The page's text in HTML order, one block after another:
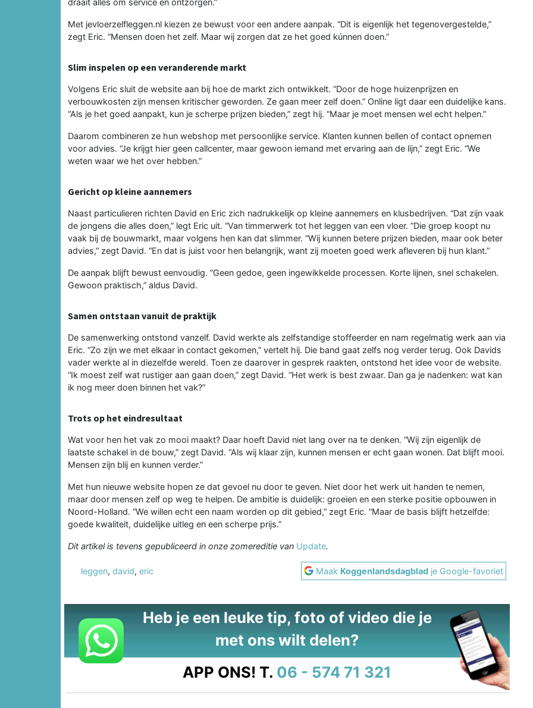
Met jevloerzelfleggen.nl kiezen ze bewust voor een andere aanpak. “Dit is eigenlijk het tegenovergestelde,”
zegt Eric. “Mensen doen het zelf. Maar wij zorgen dat ze het goed kúnnen doen.”
Slim inspelen op een veranderende markt
Volgens Eric sluit de website aan bij hoe de markt zich ontwikkelt. “Door de hoge huizenprijzen en
verbouwkosten zijn mensen kritischer geworden. Ze gaan meer zelf doen.” Online ligt daar een duidelijke kans.
“Als je het goed aanpakt, kun je scherpe prijzen bieden,” zegt hij. “Maar je moet mensen wel echt helpen.”
Daarom combineren ze hun webshop met persoonlijke service. Klanten kunnen bellen of contact opnemen
voor advies. “Je krijgt hier geen callcenter, maar gewoon iemand met ervaring aan de lijn,” zegt Eric. “We
weten waar we het over hebben.”
Gericht op kleine aannemers
Naast particulieren richten David en Eric zich nadrukkelijk op kleine aannemers en klusbedrijven. “Dat zijn vaak
de jongens die alles doen,” legt Eric uit. “Van timmerwerk tot het leggen van een vloer. ”Die groep koopt nu
vaak bij de bouwmarkt, maar volgens hen kan dat slimmer. “Wij kunnen betere prijzen bieden, maar ook beter
advies,” zegt David. “En dat is juist voor hen belangrijk, want zij moeten goed werk afleveren bij hun klant.”
De aanpak blijft bewust eenvoudig. “Geen gedoe, geen ingewikkelde processen. Korte lijnen, snel schakelen.
Gewoon praktisch,” aldus David.
Samen ontstaan vanuit de praktijk
De samenwerking ontstond vanzelf. David werkte als zelfstandige stoffeerder en nam regelmatig werk aan via
Eric. “Zo zijn we met elkaar in contact gekomen,” vertelt hij. Die band gaat zelfs nog verder terug. Ook Davids
vader werkte al in diezelfde wereld. Toen ze daarover in gesprek raakten, ontstond het idee voor de website.
“Ik moest zelf wat rustiger aan gaan doen,” zegt David. “Het werk is best zwaar. Dan ga je nadenken: wat kan
ik nog meer doen binnen het vak?”
Trots op het eindresultaat
Wat voor hen het vak zo mooi maakt? Daar hoeft David niet lang over na te denken. “Wij zijn eigenlijk de
laatste schakel in de bouw,” zegt David. “Als wij klaar zijn, kunnen mensen er echt gaan wonen. Dat blijft mooi.
Mensen zijn blij en kunnen verder.”
Met hun nieuwe website hopen ze dat gevoel nu door te geven. Niet door het werk uit handen te nemen,
maar door mensen zelf op weg te helpen. De ambitie is duidelijk: groeien en een sterke positie opbouwen in
Noord-Holland. “We willen echt een naam worden op dit gebied,” zegt Eric. “Maar de basis blijft hetzelfde:
goede kwaliteit, duidelijke uitleg en een scherpe prijs.”
Dit artikel is tevens gepubliceerd in onze zomereditie van Update.
leggen, david, eric Maak Koggenlandsdagblad je Google-favoriet
Heb je een leuke tip, foto of video die je
met ons wilt delen?
APP ONS! T. 06 - 574 71 321